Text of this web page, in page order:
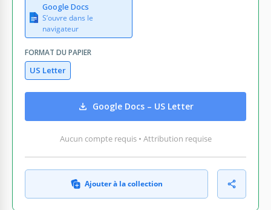
Google Docs
S’ouvre dans le
navigateur
FORMAT DU PAPIER
US Letter
Google Docs – US Letter
Aucun compte requis • Attribution requise
Ajouter à la collection